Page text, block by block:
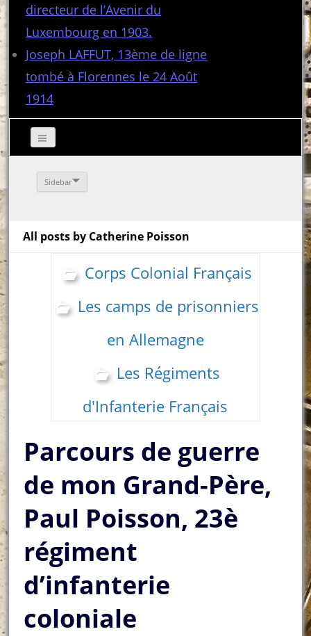
directeur de l’Avenir du
Luxembourg en 1903.
Joseph LAFFUT, 13ème de ligne
tombé à Florennes le 24 Août
1914
Sidebar
All posts by Catherine Poisson
Corps Colonial Français
Les camps de prisonniers
en Allemagne
Les Régiments
d'Infanterie Français
Parcours de guerre
de mon Grand-Père,
Paul Poisson, 23è
régiment
d’infanterie
coloniale